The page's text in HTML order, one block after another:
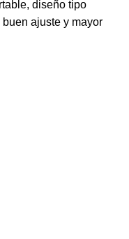
diseño tipo
ajuste y mayor